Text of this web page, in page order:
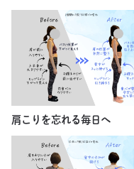
肩こりを忘れる毎日へ